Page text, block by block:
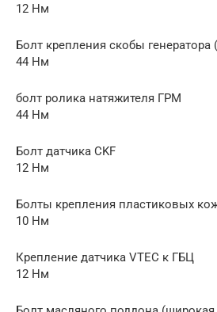
12 Нм
Болт крепления скобы
44 Нм
болт ролика натяжителя ГРМ
44 Нм
Болт датчика CKF
12 Нм
Болты крепления пластиковых
10 Нм
Крепление датчика VTEC к ГБЦ
12 Нм